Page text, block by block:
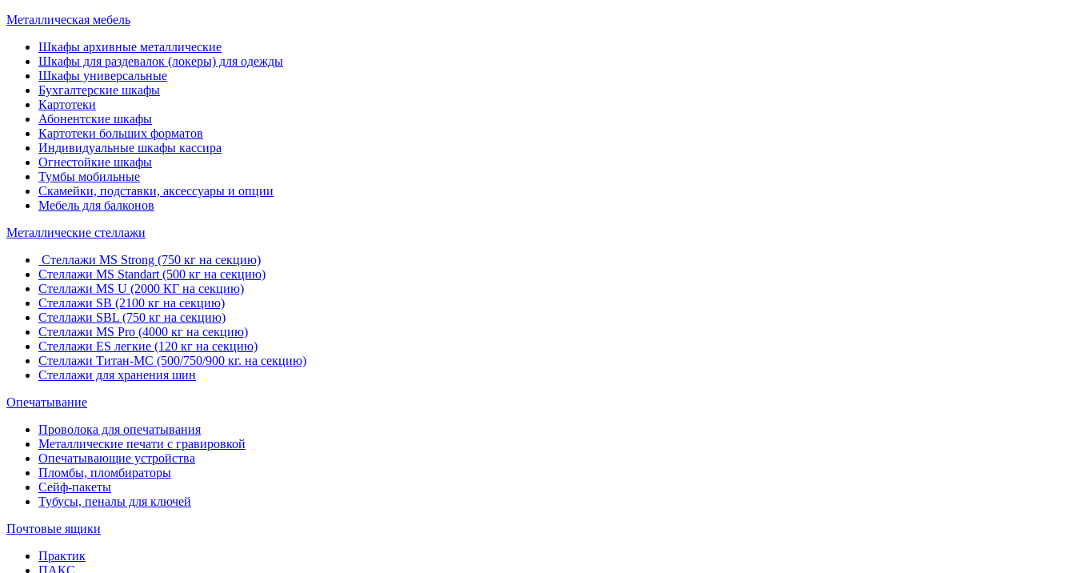
Металлическая мебель
Шкафы архивные металлические
Шкафы для раздевалок (локеры) для одежды
Шкафы универсальные
Бухгалтерские шкафы
Картотеки
Абонентские шкафы
Картотеки больших форматов
Индивидуальные шкафы кассира
Огнестойкие шкафы
Тумбы мобильные
Скамейки, подставки, аксессуары и опции
Мебель для балконов
Металлические стеллажи
Стеллажи MS Strong (750 кг на секцию)
Стеллажи MS Standart (500 кг на секцию)
Стеллажи MS U (2000 КГ на секцию)
Стеллажи SB (2100 кг на секцию)
Стеллажи SBL (750 кг на секцию)
Стеллажи MS Pro (4000 кг на секцию)
Стеллажи ES легкие (120 кг на секцию)
Стеллажи Титан-МС (500/750/900 кг. на секцию)
Стеллажи для хранения шин
Опечатывание
Проволока для опечатывания
Металлические печати с гравировкой
Опечатывающие устройства
Пломбы, пломбираторы
Сейф-пакеты
Тубусы, пеналы для ключей
Почтовые ящики
Практик
ПАКС